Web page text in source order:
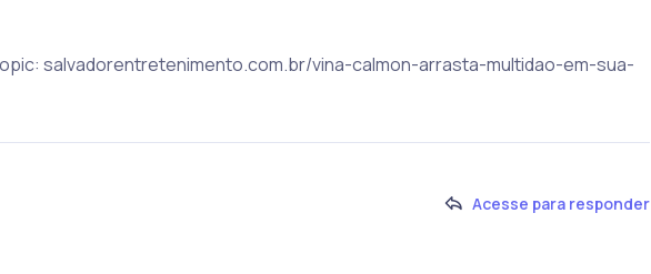
salvadorentretenimento.com.br/vina-calmon-arrasta-multidao-em-sua-
Acesse para responder